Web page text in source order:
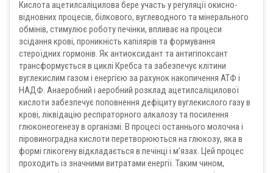
Кислота ацетилсаліцилова бере участь у регуляції окисно-
відновних процесів, білкового, вуглеводного та мінерального
обмінів, стимулює роботу печінки, впливає на процеси
зсідання крові, проникність капілярів та формування
стероїдних гормонів. Як антиоксидант та антигіпоксант
трансформується в циклі Кребса та забезпечує клітини
вуглекислим газом і енергією за рахунок накопичення АТФ і
НАДФ. Анаеробний і аеробний розклад ацетилсаліцилової
кислоти забезпечує поповнення дефіциту вуглекислого газу в
крові, ліквідацію респіраторного алкалозу та посилення
глюконеогенезу в організмі. В процесі останнього молочна і
піровиноградна кислоти перетворюються на глюкозу, яка в
формі глікогену відкладається в печінці і м’язах. Цей процес
проходить із значними витратами енергії. Таким чином,